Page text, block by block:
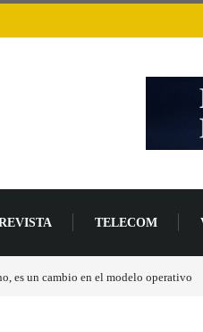
TELECOM
más de un 94 % en 2026